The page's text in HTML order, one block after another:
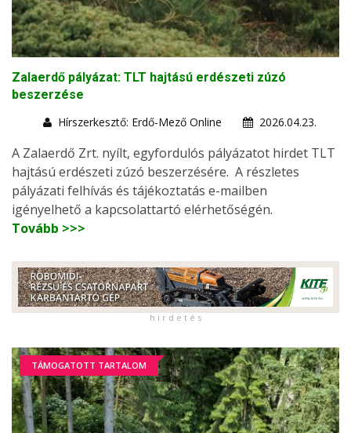
Zalaerdő pályázat: TLT hajtású erdészeti zúzó
beszerzése
Hírszerkesztő: Erdő-Mező Online
2026.04.23.
A Zalaerdő Zrt. nyílt, egyfordulós pályázatot hirdet TLT
hajtású erdészeti zúzó beszerzésére. A részletes
pályázati felhívás és tájékoztatás e-mailben
igényelhető a kapcsolattartó elérhetőségén.
Tovább >>>
h i r d e t é s
TÁMOGATOTT TARTALOM